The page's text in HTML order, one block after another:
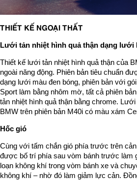
THIẾT KẾ NGOẠI THẤT
Lưới tản nhiệt hình quả thận dạng lưới
Thiết kế lưới tản nhiệt hình quả thận của
ngoài năng động. Phiên bản tiêu chuẩn
dạng lưới màu đen bóng, phiên bản với
Sport làm bằng nhôm mờ, tất cả phiên
tản nhiệt hình quả thận bằng chrome.
BMW trên phiên bản M40i có màu xám
Hốc gió
Cùng với tấm chắn gió phía trước trên
được bố trí phía sau vòm bánh trước làm
loạn không khí trong vòm bánh xe và
không khí – nhờ đó làm giảm lực cản.